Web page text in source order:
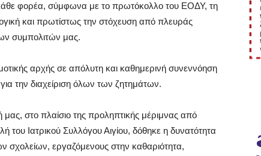
κάθε φορέα, σύμφωνα με το πρωτόκολλο του ΕΟΔΥ, τη
και πρωτίστως την στόχευση από πλευράς
συμπολιτών μας.
αρχής σε απόλυτη και καθημερινή συνεννόηση
την διαχείριση όλων των ζητημάτων.
στο πλαίσιο της προληπτικής μέριμνας από
του Ιατρικού Συλλόγου Αιγίου, δόθηκε η δυνατότητα
σχολείων, εργαζόμενους στην καθαριότητα,